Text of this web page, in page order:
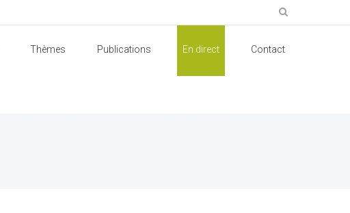
Thèmes Publications En direct Contact